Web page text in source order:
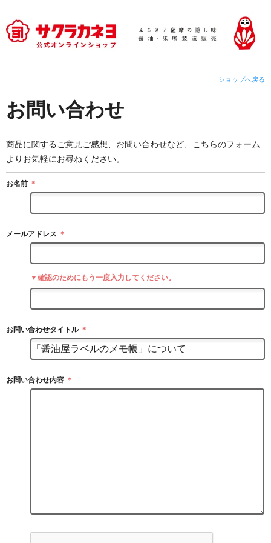
ショップへ戻る
お問い合わせ
商品に関するご意見ご感想、お問い合わせなど、こちらのフォーム
よりお気軽にお尋ねください。
お名前 ＊
メールアドレス ＊
▼確認のためにもう一度入力してください。
お問い合わせタイトル ＊
お問い合わせ内容 ＊